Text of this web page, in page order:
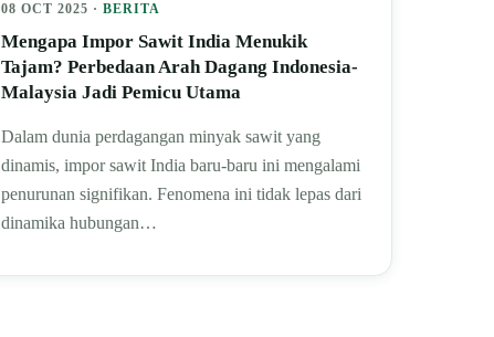
08 OCT 2025 · BERITA
Mengapa Impor Sawit India Menukik
Tajam? Perbedaan Arah Dagang Indonesia-
Malaysia Jadi Pemicu Utama
Dalam dunia perdagangan minyak sawit yang
dinamis, impor sawit India baru-baru ini mengalami
penurunan signifikan. Fenomena ini tidak lepas dari
dinamika hubungan…